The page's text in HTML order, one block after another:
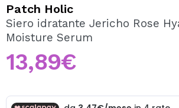
Creando un account su Maquibeauty.it
acquisti velocemente, controllare lo
Patch Holic
Siero idratante Jericho Rose
Moisture Serum
13,89€